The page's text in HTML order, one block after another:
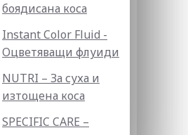
боядисана коса
Instant Color Fluid -
Оцветяващи флуиди
NUTRI – За суха и
изтощена коса
SPECIFIC CARE –